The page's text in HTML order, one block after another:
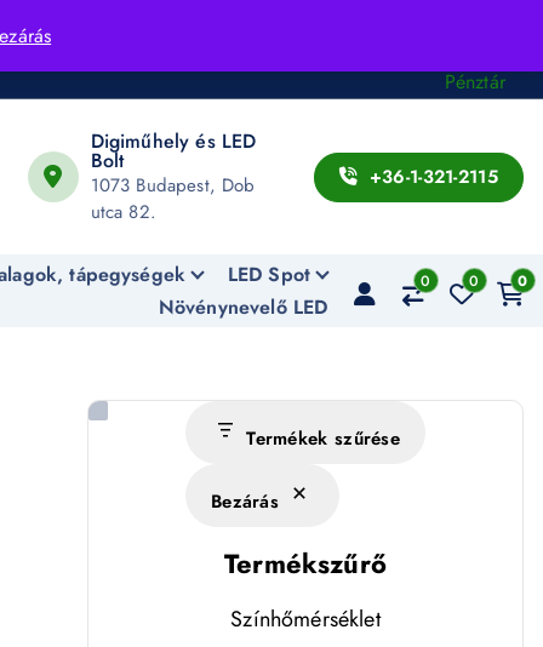
Pénztár
Digiműhely és LED
Bolt
1073 Budapest, Dob
utca 82.
+36-1-321-2115
tápegységek
LED Spot
Növénynevelő LED
0 0 0
Termékek szűrése
Bezárás
Termékszűrő
Színhőmérséklet